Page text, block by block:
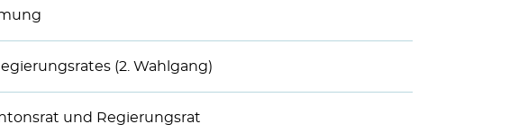
(2. Wahlgang)
und Regierungsrat